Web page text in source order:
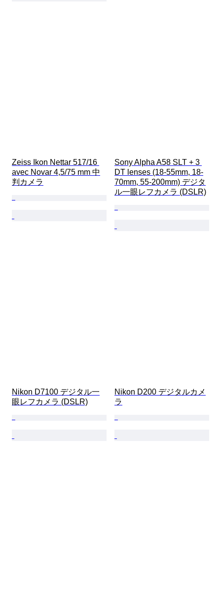
Zeiss Ikon Nettar 517/16
avec Novar 4,5/75 mm 中
判カメラ
Sony Alpha A58 SLT + 3
DT lenses (18-55mm, 18-
70mm, 55-200mm) デジタ
ル一眼レフカメラ (DSLR)
Nikon D7100 デジタル一
眼レフカメラ (DSLR)
Nikon D200 デジタルカメ
ラ